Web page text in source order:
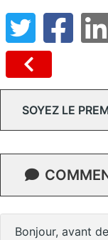
SOYEZ LE
Bonjour, avant